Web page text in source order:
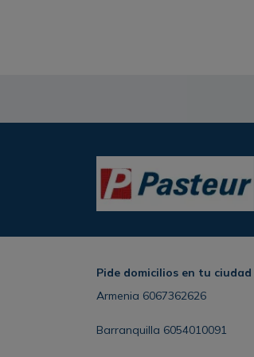
Pide domicilios en tu ciudad
Armenia 6067362626
Barranquilla 6054010091